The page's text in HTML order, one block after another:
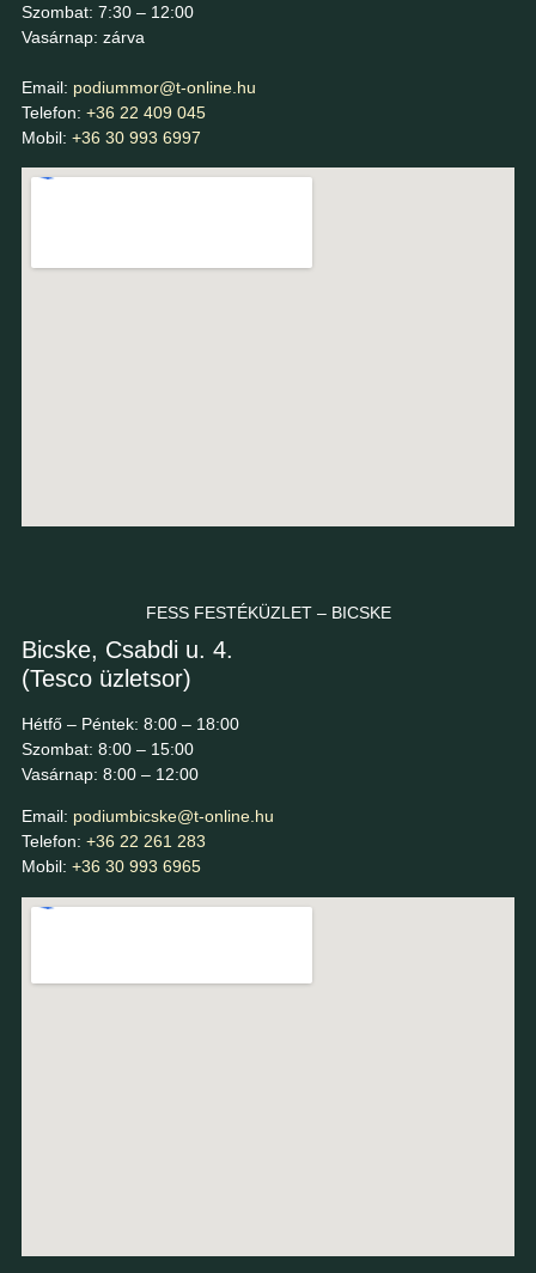
Szombat: 7:30 – 12:00
Vasárnap: zárva
Email: podiummor@t-online.hu
Telefon: +36 22 409 045
Mobil: +36 30 993 6997
FESS FESTÉKÜZLET – BICSKE
Bicske, Csabdi u. 4.
(Tesco üzletsor)
Hétfő – Péntek: 8:00 – 18:00
Szombat: 8:00 – 15:00
Vasárnap: 8:00 – 12:00
Email: podiumbicske@t-online.hu
Telefon: +36 22 261 283
Mobil: +36 30 993 6965